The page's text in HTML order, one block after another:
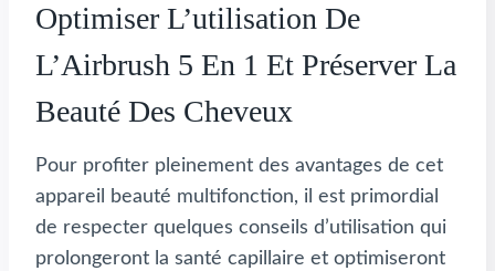
Optimiser L’utilisation De
L’Airbrush 5 En 1 Et Préserver La
Beauté Des Cheveux
Pour profiter pleinement des avantages de cet
appareil beauté multifonction, il est primordial
de respecter quelques conseils d’utilisation qui
prolongeront la santé capillaire et optimiseront